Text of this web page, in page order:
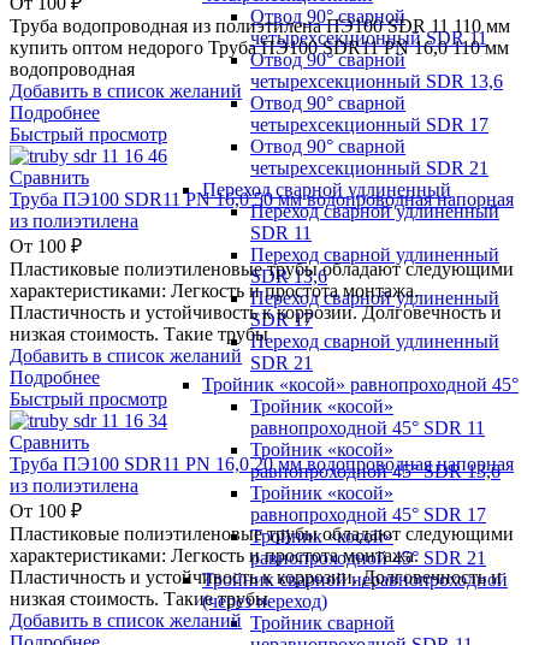
Отвод 90° сварной
четырехсекционный SDR 11
Отвод 90° сварной
четырехсекционный SDR 13,6
Отвод 90° сварной
четырехсекционный SDR 17
Отвод 90° сварной
четырехсекционный SDR 21
Переход сварной удлиненный
Переход сварной удлиненный
SDR 11
Переход сварной удлиненный
SDR 13,6
Переход сварной удлиненный
SDR 17
Переход сварной удлиненный
SDR 21
Тройник «косой» равнопроходной 45°
Тройник «косой»
равнопроходной 45° SDR 11
Тройник «косой»
равнопроходной 45° SDR 13,6
Тройник «косой»
равнопроходной 45° SDR 17
Тройник «косой»
равнопроходной 45° SDR 21
Тройник сварной неравнопроходной
(через переход)
Тройник сварной
Труба водопроводная из полиэтилена ПЭ100 SDR 11 110 мм
купить оптом недорого Труба ПЭ100 SDR11 PN 16,0 110 мм
водопроводная
Добавить в список желаний
Подробнее
Быстрый просмотр
Сравнить
Труба ПЭ100 SDR11 PN 16,0 50 мм водопроводная напорная
из полиэтилена
От 100 ₽
Пластиковые полиэтиленовые трубы обладают следующими
характеристиками: Легкость и простота монтажа.
Пластичность и устойчивость к коррозии. Долговечность и
низкая стоимость. Такие трубы
Добавить в список желаний
Подробнее
Быстрый просмотр
Сравнить
Труба ПЭ100 SDR11 PN 16,0 20 мм водопроводная напорная
из полиэтилена
От 100 ₽
Пластиковые полиэтиленовые трубы обладают следующими
характеристиками: Легкость и простота монтажа.
Пластичность и устойчивость к коррозии. Долговечность и
низкая стоимость. Такие трубы
Добавить в список желаний